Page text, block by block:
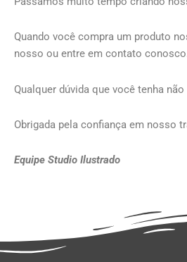
Quando você compra um produto
nosso ou entre em contato
Qualquer dúvida que você tenha
Obrigada pela confiança em nosso
Equipe Studio Ilustrado